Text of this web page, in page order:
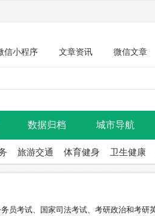
信小程序 文章资讯 微信文章
数据归档 城市导航
旅游交通 体育健身 卫生健康
员考试、国家司法考试、考研政治和考研